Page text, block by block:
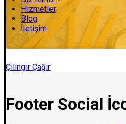
Hizmetler
Blog
İletişim
Çilingir Çağır
Footer Social